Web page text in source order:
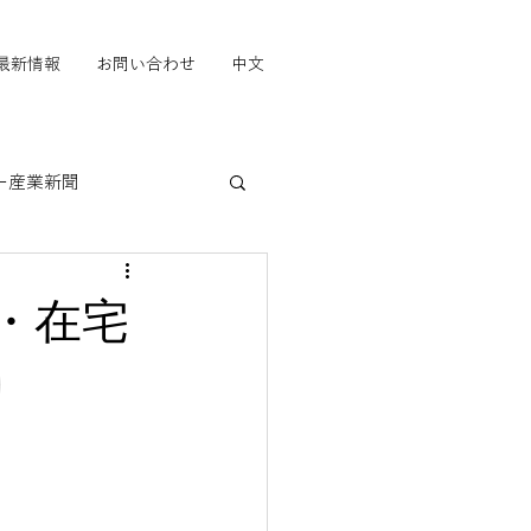
新情報 お問い合わせ 中文
産業新聞
在宅